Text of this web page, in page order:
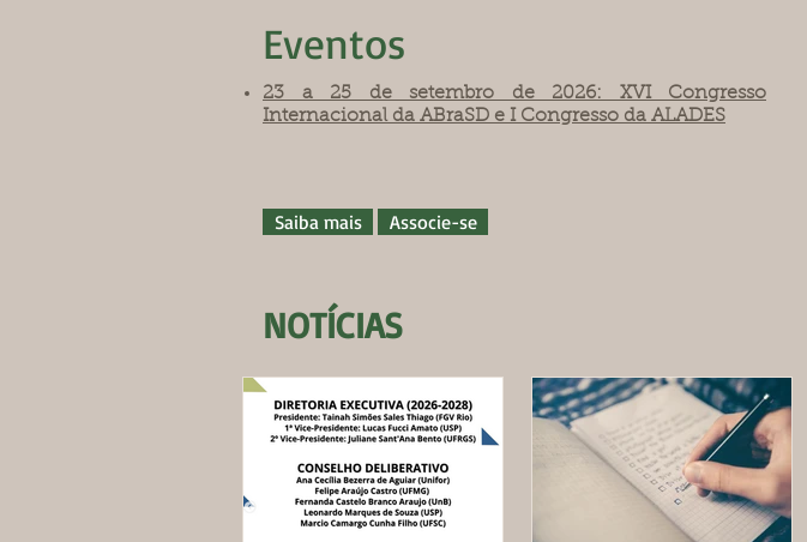
Eventos
23 a 25 de setembro de 2026: XVI Congresso
Internacional da ABraSD e I Congresso da ALADES
Saiba mais Associe-se
NOTÍCIAS